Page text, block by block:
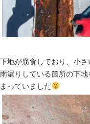
下地が腐食しており、小さ
雨漏りしている箇所の下
まっていました